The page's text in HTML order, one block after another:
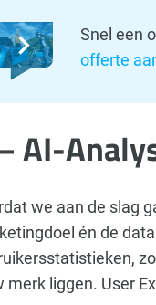
Snel een
offerte
AI-
we aan de slag
én de
merk liggen. User